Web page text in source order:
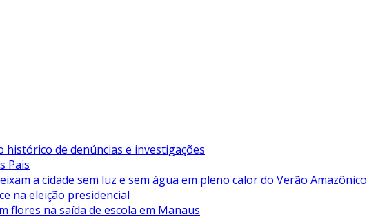
de denúncias e investigações
Pais
a cidade sem luz e sem água em pleno calor do Verão Amazônico
na eleição presidencial
flores na saída de escola em Manaus